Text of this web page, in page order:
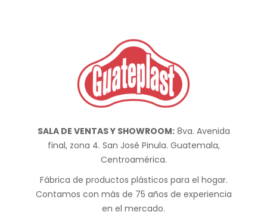
SALA DE VENTAS Y SHOWROOM:8va. Avenida
final, zona 4. San José Pinula. Guatemala,
Centroamérica.
Fábrica de productos plásticos para el hogar.
Contamos con más de 75 años de experiencia
en el mercado.